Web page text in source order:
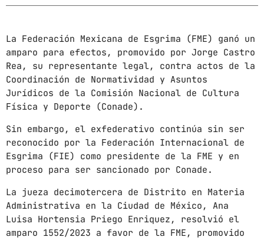
septiembre 2024
agosto 2024
julio 2024
junio 2024
mayo 2024
abril 2024
febrero 2024
La Federación Mexicana de Esgrima (FME) ganó un
amparo para efectos, promovido por Jorge Castro
Rea, su representante legal, contra actos de la
Coordinación de Normatividad y Asuntos
Jurídicos de la Comisión Nacional de Cultura
Física y Deporte (Conade).
Sin embargo, el exfederativo continúa sin ser
reconocido por la Federación Internacional de
Esgrima (FIE) como presidente de la FME y en
proceso para ser sancionado por Conade.
La jueza decimotercera de Distrito en Materia
Administrativa en la Ciudad de México, Ana
Luisa Hortensia Priego Enriquez, resolvió el
amparo 1552/2023 a favor de la FME, promovido